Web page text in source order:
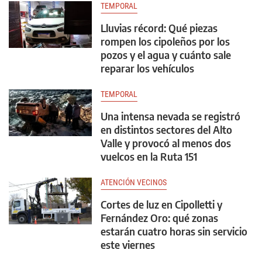
TEMPORAL
Lluvias récord: Qué piezas
rompen los cipoleños por los
pozos y el agua y cuánto sale
reparar los vehículos
TEMPORAL
Una intensa nevada se registró
en distintos sectores del Alto
Valle y provocó al menos dos
vuelcos en la Ruta 151
ATENCIÓN VECINOS
Cortes de luz en Cipolletti y
Fernández Oro: qué zonas
estarán cuatro horas sin servicio
este viernes